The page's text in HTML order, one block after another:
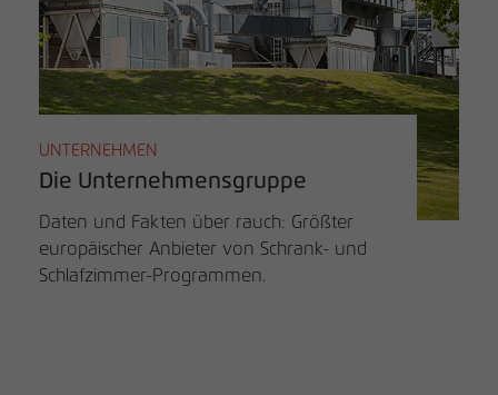
UNTERNEHMEN
Die Unternehmensgruppe
Daten und Fakten über rauch: Größter
europäischer Anbieter von Schrank- und
Schlafzimmer-Programmen.